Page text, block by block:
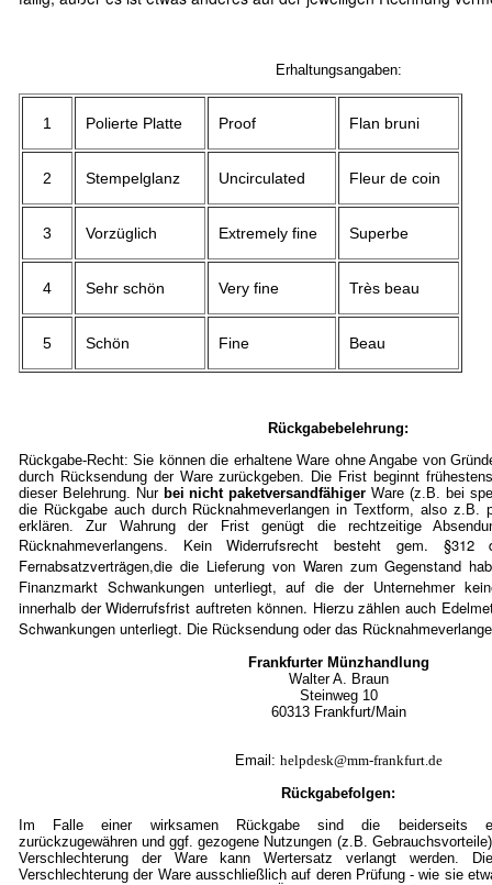
Erhaltungsangaben:
1 Polierte Platte Proof Flan bruni
2 Stempelglanz Uncirculated Fleur de coin
3 Vorzüglich Extremely fine Superbe
4 Sehr schön Very fine Très beau
5 Schön Fine Beau
Rückgabebelehrung:
Rückgabe-Recht: Sie können die erhaltene Ware ohne Angabe von
durch Rücksendung der Ware zurückgeben. Die Frist beginnt
dieser Belehrung. Nur bei nicht paketversandfähiger Ware (z.B. bei
die Rückgabe auch durch Rücknahmeverlangen in Textform, also z.B.
erklären. Zur Wahrung der Frist genügt die rechtzeitige
Rücknahmeverlangens. Kein Widerrufsrecht besteht gem.
Fernabsatzverträgen,die die Lieferung von Waren zum Gegenstand
Finanzmarkt Schwankungen unterliegt, auf die der Unternehmer
innerhalb der Widerrufsfrist auftreten können. Hierzu zählen auch
Schwankungen unterliegt. Die Rücksendung oder das
Frankfurter Münzhandlung
Walter A. Braun
Steinweg 10
60313 Frankfurt/Main
Email: helpdesk@mm-frankfurt.de
Rückgabefolgen:
Im Falle einer wirksamen Rückgabe sind die beiderseits
zurückzugewähren und ggf. gezogene Nutzungen (z.B.
Verschlechterung der Ware kann Wertersatz verlangt werden.
Verschlechterung der Ware ausschließlich auf deren Prüfung - wie sie